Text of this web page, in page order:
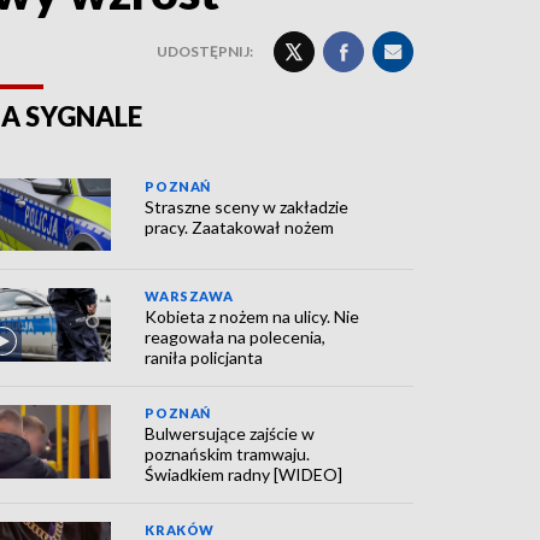
UDOSTĘPNIJ:
SYGNALE
POZNAŃ
Straszne sceny w zakładzie
pracy. Zaatakował nożem
WARSZAWA
Kobieta z nożem na ulicy. Nie
reagowała na polecenia,
raniła policjanta
POZNAŃ
Bulwersujące zajście w
poznańskim tramwaju.
Świadkiem radny [WIDEO]
KRAKÓW